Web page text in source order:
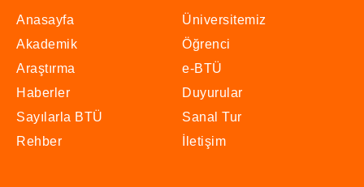
Anasayfa
Üniversitemiz
Akademik
Öğrenci
Araştırma
e-BTÜ
Haberler
Duyurular
Sayılarla BTÜ
Sanal Tur
Rehber
İletişim